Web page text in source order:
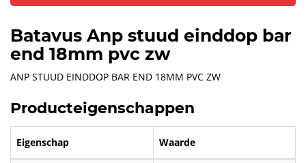
Batavus Anp stuud einddop bar
end 18mm pvc zw
ANP STUUD EINDDOP BAR END 18MM PVC ZW
Producteigenschappen
Eigenschap Waarde